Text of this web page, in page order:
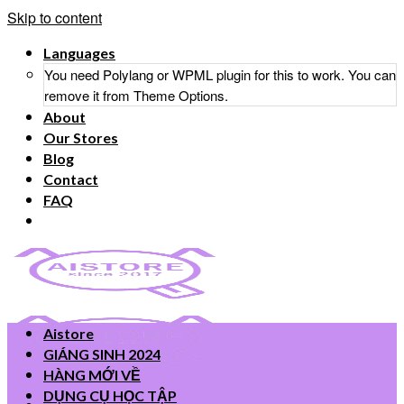
Skip to content
Languages
You need Polylang or WPML plugin for this to work. You can
remove it from Theme Options.
About
Our Stores
Blog
Contact
FAQ
Aistore
GIÁNG SINH 2024
HÀNG MỚI VỀ
DỤNG CỤ HỌC TẬP